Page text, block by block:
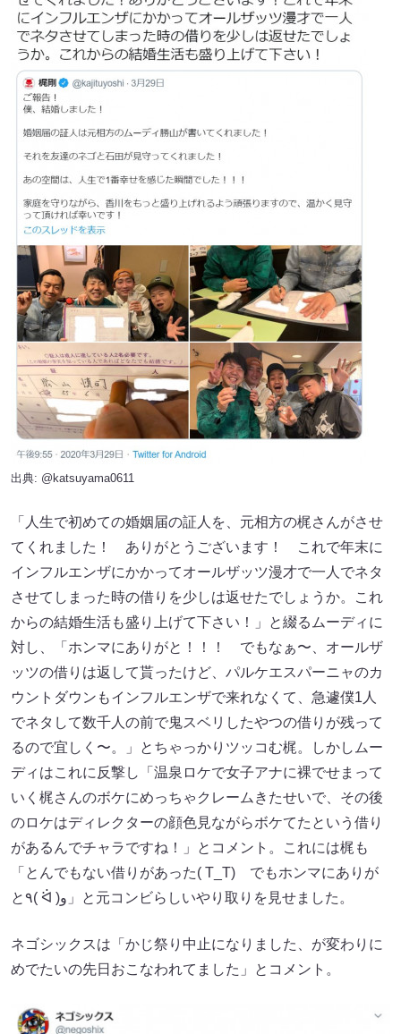
出典: @katsuyama0611
「人生で初めての婚姻届の証人を、元相方の梶さんがさせ
てくれました！ ありがとうございます！ これで年末に
インフルエンザにかかってオールザッツ漫才で一人でネタ
させてしまった時の借りを少しは返せたでしょうか。これ
からの結婚生活も盛り上げて下さい！」と綴るムーディに
対し、「ホンマにありがと！！！ でもなぁ〜、オールザ
ッツの借りは返して貰ったけど、パルケエスパーニャのカ
ウントダウンもインフルエンザで来れなくて、急遽僕1人
でネタして数千人の前で鬼スベリしたやつの借りが残って
るので宜しく〜。」とちゃっかりツッコむ梶。しかしムー
ディはこれに反撃し「温泉ロケで女子アナに裸でせまって
いく梶さんのボケにめっちゃクレームきたせいで、その後
のロケはディレクターの顔色見ながらボケてたという借り
があるんでチャラですね！」とコメント。これには梶も
「とんでもない借りがあった( T_T) でもホンマにありが
と٩( ᐛ )و」と元コンビらしいやり取りを見せました。
ネゴシックスは「かじ祭り中止になりました、が変わりに
めでたいの先日おこなわれてました」とコメント。